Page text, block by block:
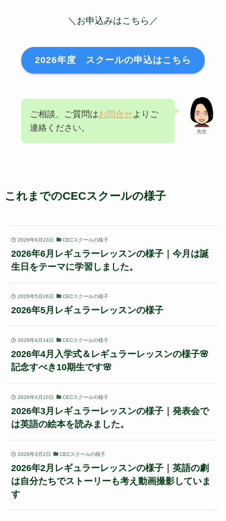
＼お申込みはこちら／
2026年度 スクールの申込はこちら
先生
ご相談、ご質問はお問合せよりご
連絡ください。
これまでのCECスクールの様子
2026年6月23日 CECスクールの様子
2026年6月レギュラーレッスンの様子｜今月は誕
生日をテーマに学習しました。
2026年5月26日 CECスクールの様子
2026年5月レギュラーレッスンの様子
2026年4月14日 CECスクールの様子
2026年4月入学式＆レギュラーレッスンの様子🌸
記念すべき10期生です🌸
2026年4月10日 CECスクールの様子
2026年3月レギュラーレッスンの様子｜発表会で
は英語の絵本を読みました。
2026年3月2日 CECスクールの様子
2026年2月レギュラーレッスンの様子｜英語の劇
は自分たちでストーリーも考え動画撮影していま
す